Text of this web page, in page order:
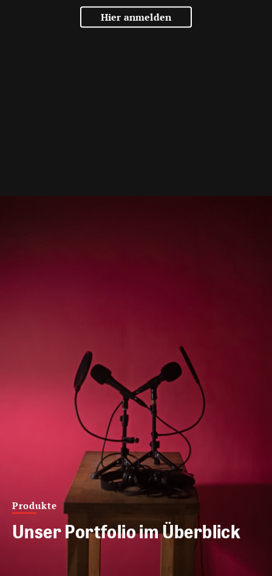
Hier anmelden
Produkte
Unser Portfolio im Überblick